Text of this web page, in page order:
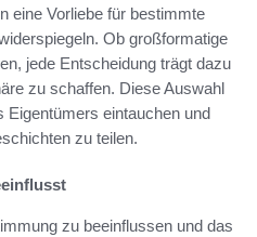
eine Vorliebe für bestimmte
Ob großformatige
jede Entscheidung trägt dazu
zu schaffen. Diese Auswahl
Eigentümers eintauchen und
zu teilen.
zu beeinflussen und das